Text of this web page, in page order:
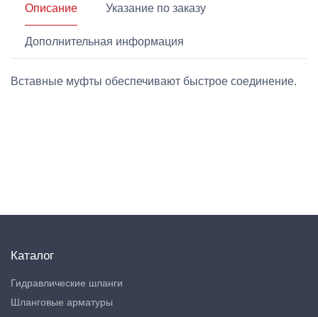
Описание Указание по заказу
Дополнительная информация
Вставные муфты обеспечивают быстрое соединение.
Каталог
Гидравлические шланги
Шланговые арматуры